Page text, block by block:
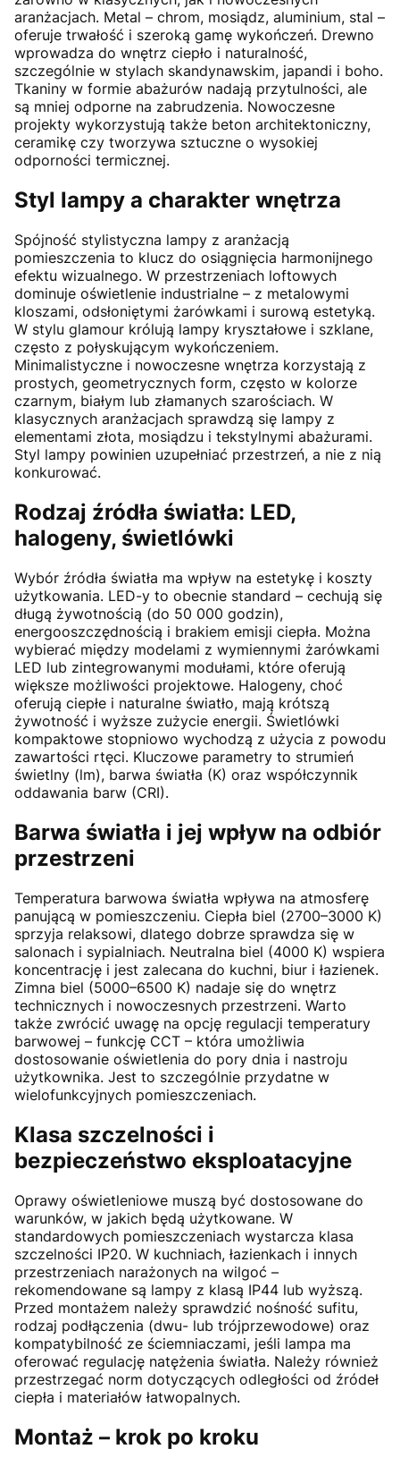
aranżacjach. Metal – chrom, mosiądz, aluminium, stal –
oferuje trwałość i szeroką gamę wykończeń. Drewno
wprowadza do wnętrz ciepło i naturalność,
szczególnie w stylach skandynawskim, japandi i boho.
Tkaniny w formie abażurów nadają przytulności, ale
są mniej odporne na zabrudzenia. Nowoczesne
projekty wykorzystują także beton architektoniczny,
ceramikę czy tworzywa sztuczne o wysokiej
odporności termicznej.
Styl lampy a charakter wnętrza
Spójność stylistyczna lampy z aranżacją
pomieszczenia to klucz do osiągnięcia harmonijnego
efektu wizualnego. W przestrzeniach loftowych
dominuje oświetlenie industrialne – z metalowymi
kloszami, odsłoniętymi żarówkami i surową estetyką.
W stylu glamour królują lampy kryształowe i szklane,
często z połyskującym wykończeniem.
Minimalistyczne i nowoczesne wnętrza korzystają z
prostych, geometrycznych form, często w kolorze
czarnym, białym lub złamanych szarościach. W
klasycznych aranżacjach sprawdzą się lampy z
elementami złota, mosiądzu i tekstylnymi abażurami.
Styl lampy powinien uzupełniać przestrzeń, a nie z nią
konkurować.
Rodzaj źródła światła: LED,
halogeny, świetlówki
Wybór źródła światła ma wpływ na estetykę i koszty
użytkowania. LED-y to obecnie standard – cechują się
długą żywotnością (do 50 000 godzin),
energooszczędnością i brakiem emisji ciepła. Można
wybierać między modelami z wymiennymi żarówkami
LED lub zintegrowanymi modułami, które oferują
większe możliwości projektowe. Halogeny, choć
oferują ciepłe i naturalne światło, mają krótszą
żywotność i wyższe zużycie energii. Świetlówki
kompaktowe stopniowo wychodzą z użycia z powodu
zawartości rtęci. Kluczowe parametry to strumień
świetlny (lm), barwa światła (K) oraz współczynnik
oddawania barw (CRI).
Barwa światła i jej wpływ na odbiór
przestrzeni
Temperatura barwowa światła wpływa na atmosferę
panującą w pomieszczeniu. Ciepła biel (2700–3000 K)
sprzyja relaksowi, dlatego dobrze sprawdza się w
salonach i sypialniach. Neutralna biel (4000 K) wspiera
koncentrację i jest zalecana do kuchni, biur i łazienek.
Zimna biel (5000–6500 K) nadaje się do wnętrz
technicznych i nowoczesnych przestrzeni. Warto
także zwrócić uwagę na opcję regulacji temperatury
barwowej – funkcję CCT – która umożliwia
dostosowanie oświetlenia do pory dnia i nastroju
użytkownika. Jest to szczególnie przydatne w
wielofunkcyjnych pomieszczeniach.
Klasa szczelności i
bezpieczeństwo eksploatacyjne
Oprawy oświetleniowe muszą być dostosowane do
warunków, w jakich będą użytkowane. W
standardowych pomieszczeniach wystarcza klasa
szczelności IP20. W kuchniach, łazienkach i innych
przestrzeniach narażonych na wilgoć –
rekomendowane są lampy z klasą IP44 lub wyższą.
Przed montażem należy sprawdzić nośność sufitu,
rodzaj podłączenia (dwu- lub trójprzewodowe) oraz
kompatybilność ze ściemniaczami, jeśli lampa ma
oferować regulację natężenia światła. Należy również
przestrzegać norm dotyczących odległości od źródeł
ciepła i materiałów łatwopalnych.
Montaż – krok po kroku